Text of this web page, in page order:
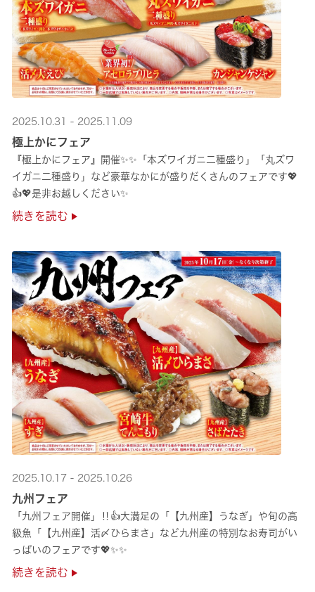
2025.10.31 - 2025.11.09
極上かにフェア
『極上かにフェア』開催✨✨「本ズワイガニ二種盛り」「丸ズワ
イガニ二種盛り」など豪華なかにが盛りだくさんのフェアです💖
👍💖是非お越しください✨
続きを読む
2025.10.17 - 2025.10.26
九州フェア
「九州フェア開催」‼👍大満足の「【九州産】うなぎ」や旬の高
級魚「【九州産】活〆ひらまさ」など九州産の特別なお寿司がい
っぱいのフェアです💖✨✨
続きを読む